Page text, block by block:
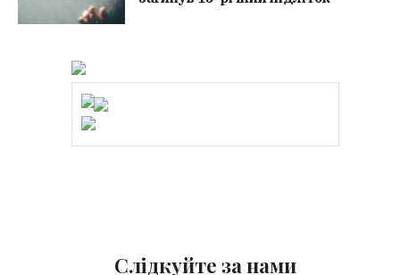
Слідкуйте за нами